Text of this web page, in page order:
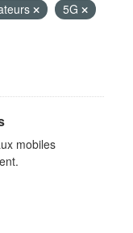
5G
mobiles